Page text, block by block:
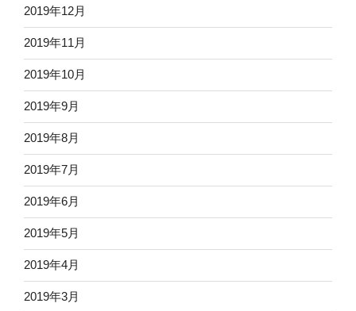
2019年12月
2019年11月
2019年10月
2019年9月
2019年8月
2019年7月
2019年6月
2019年5月
2019年4月
2019年3月